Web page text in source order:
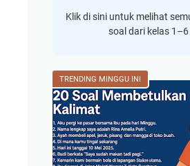
Klik di sini untuk melihat
soal dari kelas 1–6
TRENDING MINGGU INI